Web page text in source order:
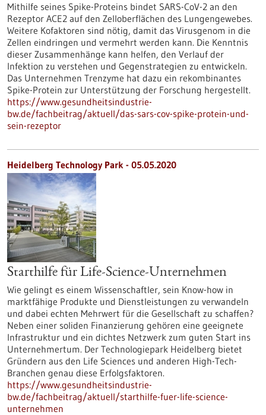
Mithilfe seines Spike-Proteins bindet SARS-CoV-2 an den
Rezeptor ACE2 auf den Zelloberflächen des Lungengewebes.
Weitere Kofaktoren sind nötig, damit das Virusgenom in die
Zellen eindringen und vermehrt werden kann. Die Kenntnis
dieser Zusammenhänge kann helfen, den Verlauf der
Infektion zu verstehen und Gegenstrategien zu entwickeln.
Das Unternehmen Trenzyme hat dazu ein rekombinantes
Spike-Protein zur Unterstützung der Forschung hergestellt.
https://www.gesundheitsindustrie-
bw.de/fachbeitrag/aktuell/das-sars-cov-spike-protein-und-
sein-rezeptor
Heidelberg Technology Park - 05.05.2020
Starthilfe für Life-Science-Unternehmen
Wie gelingt es einem Wissenschaftler, sein Know-how in
marktfähige Produkte und Dienstleistungen zu verwandeln
und dabei echten Mehrwert für die Gesellschaft zu schaffen?
Neben einer soliden Finanzierung gehören eine geeignete
Infrastruktur und ein dichtes Netzwerk zum guten Start ins
Unternehmertum. Der Technologiepark Heidelberg bietet
Gründern aus den Life Sciences und anderen High-Tech-
Branchen genau diese Erfolgsfaktoren.
https://www.gesundheitsindustrie-
bw.de/fachbeitrag/aktuell/starthilfe-fuer-life-science-
unternehmen